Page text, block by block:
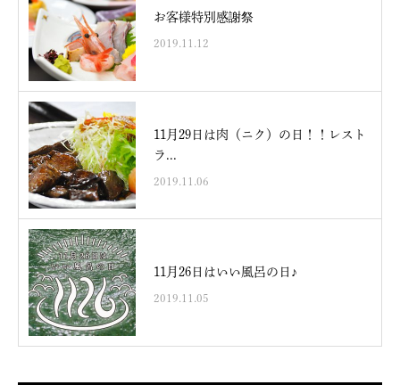
お客様特別感謝祭
2019.11.12
11月29日は肉（ニク）の日！！レスト
ラ...
2019.11.06
11月26日はいい風呂の日♪
2019.11.05